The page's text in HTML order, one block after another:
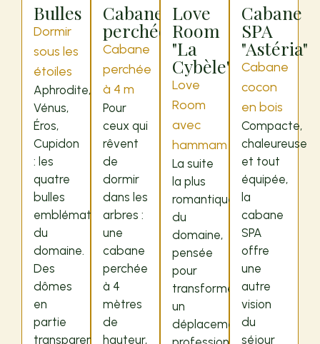
Bulles
Dormir
sous les
étoiles
Aphrodite,
Vénus,
Éros,
Cupidon
: les
quatre
bulles
emblématiques
du
domaine.
Des
dômes
en
partie
transparents
Cabane
perchée
Cabane
perchée
à 4 m
Pour
ceux qui
rêvent
de
dormir
dans les
arbres :
une
cabane
perchée
à 4
mètres
de
hauteur,
Love
Room
"La
Cybèle"
Love
Room
avec
hammam
La suite
la plus
romantique
du
domaine,
pensée
pour
transformer
un
déplacement
Cabane
SPA
"Astéria"
Cabane
cocon
en bois
Compacte,
chaleureuse
et tout
équipée,
la
cabane
SPA
offre
une
autre
vision
du
séjour